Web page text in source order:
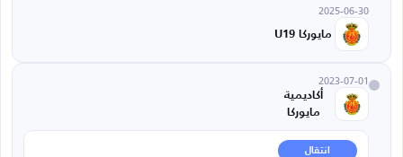
2025-06-30
مايوركا U19
2023-07-01
أكاديمية
مايوركا
انتقال